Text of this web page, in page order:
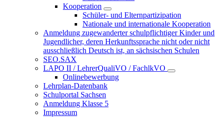
Kooperation
Schüler- und Elternpartizipation
Nationale und internationale Kooperation
Anmeldung zugewanderter schulpflichtiger Kinder und
Jugendlicher, deren Herkunftssprache nicht oder nicht
ausschließlich Deutsch ist, an sächsischen Schulen
SEO.SAX
LAPO II / LehrerQualiVO / FachlkVO
Onlinebewerbung
Lehrplan-Datenbank
Schulportal Sachsen
Anmeldung Klasse 5
Impressum